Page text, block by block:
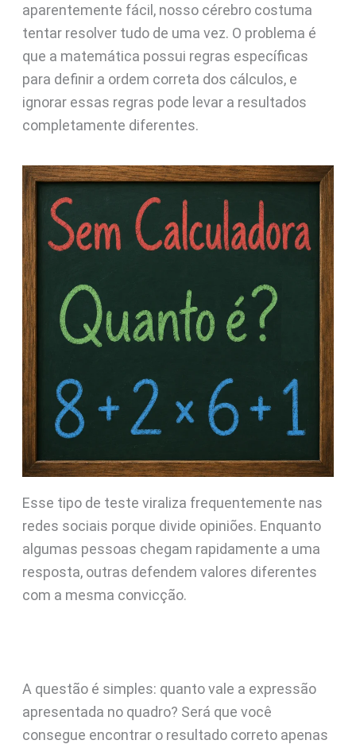
aparentemente fácil, nosso cérebro costuma
tentar resolver tudo de uma vez. O problema é
que a matemática possui regras específicas
para definir a ordem correta dos cálculos, e
ignorar essas regras pode levar a resultados
completamente diferentes.
Esse tipo de teste viraliza frequentemente nas
redes sociais porque divide opiniões. Enquanto
algumas pessoas chegam rapidamente a uma
resposta, outras defendem valores diferentes
com a mesma convicção.
A questão é simples: quanto vale a expressão
apresentada no quadro? Será que você
consegue encontrar o resultado correto apenas